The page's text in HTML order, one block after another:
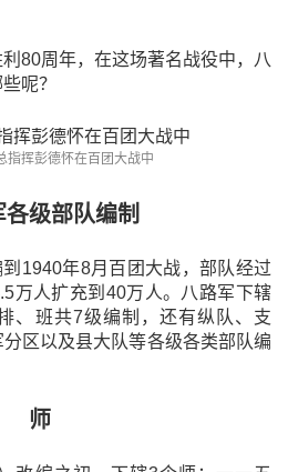
80周年，在这场著名战役中，八
呢？
指挥彭德怀在百团大战中
各级部队编制
1940年8月百团大战，部队经过
万人扩充到40万人。八路军下辖
、班共7级编制，还有纵队、支
区以及县大队等各级各类部队编
师